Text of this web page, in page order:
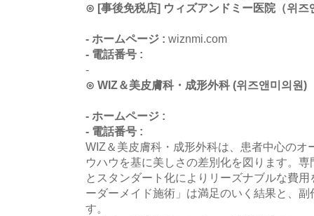
⊙ [事後免税店] ウィズアンドミー医院（위즈
- ホームページ : wiznmi.com
- 電話番号 :
-
⊙ WIZ＆美皮膚科・成形外科 (위즈앤미의원)
- ホームページ :
- 電話番号 :
WIZ＆美皮膚科・成形外科は、患者中心のオ
ウハウを基に美しさの差別化を図ります。
とスタンダート化によりリーズナブルな費
ーダーメイド施術」は満足のいく結果と、
す。